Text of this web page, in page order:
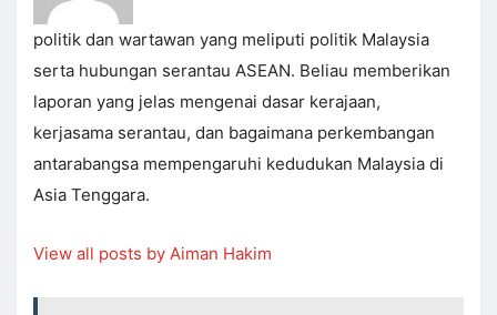
politik dan wartawan yang meliputi politik Malaysia
serta hubungan serantau ASEAN. Beliau memberikan
laporan yang jelas mengenai dasar kerajaan,
kerjasama serantau, dan bagaimana perkembangan
antarabangsa mempengaruhi kedudukan Malaysia di
Asia Tenggara.
View all posts by Aiman Hakim